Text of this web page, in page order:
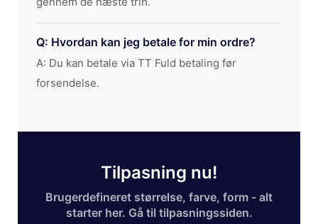
Q: Hvordan kan jeg betale for min ordre?
A: Du kan betale via TT Fuld betaling før
forsendelse.
Tilpasning nu!
Brugerdefineret størrelse, farve, form - alt
starter her. Gå til tilpasningssiden.